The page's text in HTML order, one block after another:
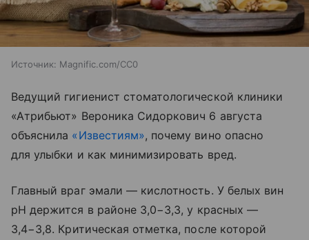
Источник: Magnific.com/CC0
Ведущий гигиенист стоматологической клиники
«Атрибьют» Вероника Сидоркович 6 августа
объяснила «Известиям», почему вино опасно
для улыбки и как минимизировать вред.
Главный враг эмали — кислотность. У белых вин
pH держится в районе 3,0−3,3, у красных —
3,4−3,8. Критическая отметка, после которой